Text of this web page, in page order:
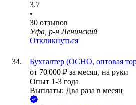
3.7
•
30 отзывов
Уфа, р-н Ленинский
Откликнуться
Бухгалтер (ОСНО, оптовая
от 70 000 ₽ за месяц, на руки
Опыт 1-3 года
Выплаты: Два раза в месяц